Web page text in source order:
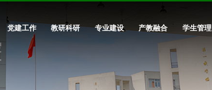
党建工作 教研科研 专业建设 产教融合 学生管理